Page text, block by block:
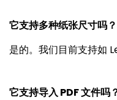
它支持多种纸张尺寸吗？
是的。我们目前支持如
它支持导入 PDF 文件吗